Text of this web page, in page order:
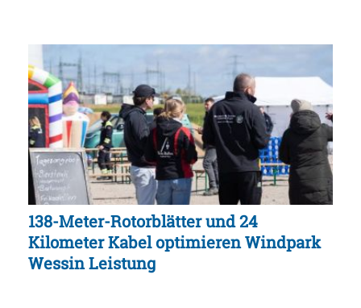
138-Meter-Rotorblätter und 24
Kilometer Kabel optimieren Windpark
Wessin Leistung